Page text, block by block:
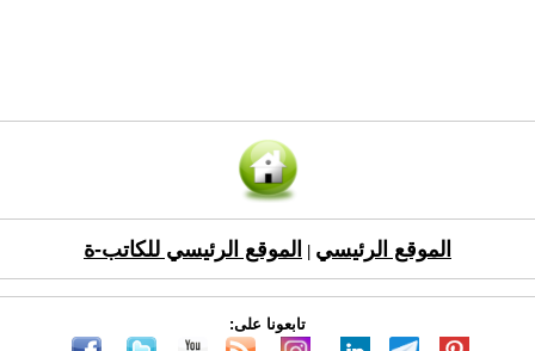
الموقع الرئيسي الموقع الرئيسي للكاتب-ة
تابعونا على: